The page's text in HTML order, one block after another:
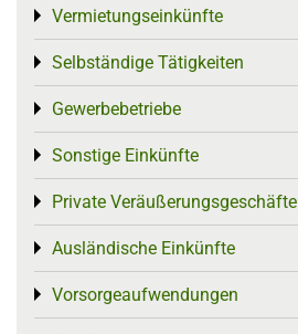
Vermietungseinkünfte
Toggle menu
Selbständige Tätigkeiten
Toggle menu
Gewerbebetriebe
Toggle menu
Sonstige Einkünfte
Toggle menu
Private Veräußerungsgeschäfte
Toggle menu
Ausländische Einkünfte
Toggle menu
Vorsorgeaufwendungen
Toggle menu